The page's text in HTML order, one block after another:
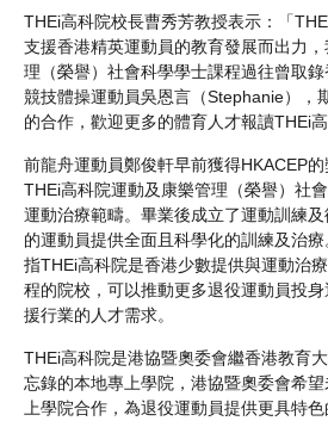
THEi高科院校長曹秀芳教授表示：「
支援香港精英運動員的教育發展而出力
理（榮譽）社會科學學士課程過往曾取
競技體操運動員吳恩言（Stephanie），
的合作，歡迎更多的體育人才報讀THEi高
前龍舟運動員鄭俊軒早前獲得HKACEP
THEi高科院運動及康樂管理（榮譽）社
運動治療範疇。畢業後成立了運動訓練
的運動員提供全面且科學化的訓練及治療
指THEi高科院是香港少數提供與運動治
程的院校，可以推動更多退役運動員投
援行業的人才需求。
THEi高科院是港協暨奧委會繼香港教育
忘錄的本地專上學院，港協暨奧委會希
上學院合作，為退役運動員提供更具特